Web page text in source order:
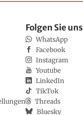
Folgen Sie uns
WhatsApp
Facebook
Instagram
Youtube
LinkedIn
TikTok
Threads
Bluesky